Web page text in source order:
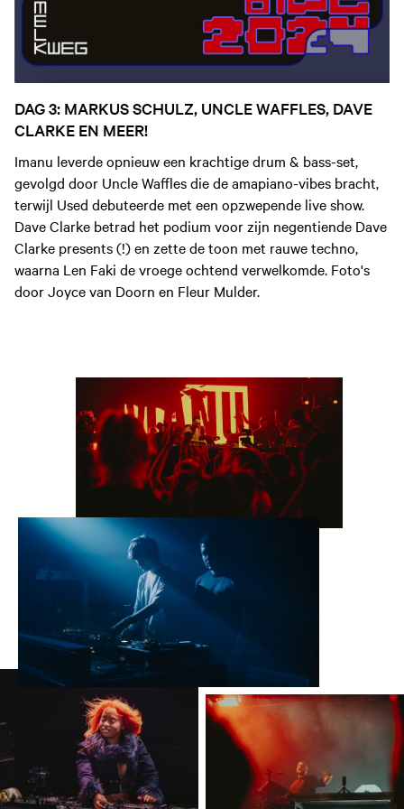
DAG 3: MARKUS SCHULZ, UNCLE WAFFLES, DAVE
CLARKE EN MEER!
Imanu leverde opnieuw een krachtige drum & bass-set,
gevolgd door Uncle Waffles die de amapiano-vibes bracht,
terwijl Used debuteerde met een opzwepende live show.
Dave Clarke betrad het podium voor zijn negentiende Dave
Clarke presents (!) en zette de toon met rauwe techno,
waarna Len Faki de vroege ochtend verwelkomde. Foto's
door Joyce van Doorn en Fleur Mulder.